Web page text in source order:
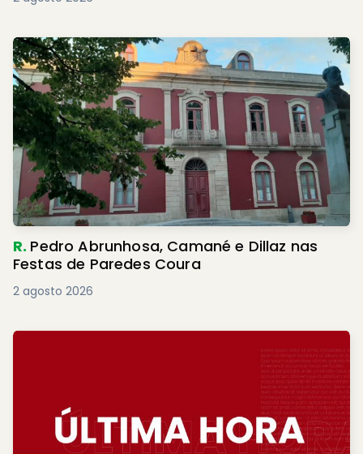
R. Pedro Abrunhosa, Camané e Dillaz nas
Festas de Paredes Coura
2 agosto 2026